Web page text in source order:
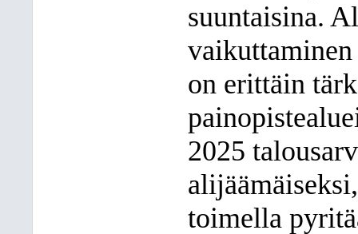
suuntaisina.
vaikuttaminen
on erittäin
2025
toimella